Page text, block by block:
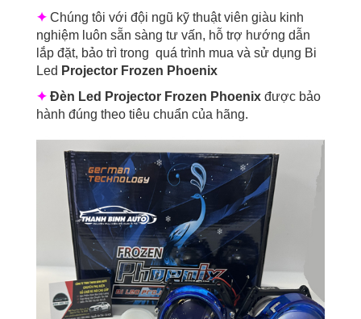
✦ Chúng tôi với đội ngũ kỹ thuật viên giàu kinh
nghiệm luôn sẵn sàng tư vấn, hỗ trợ hướng dẫn
lắp đặt, bảo trì trong quá trình mua và sử dụng Bi
Led Projector Frozen Phoenix
✦ Đèn Led Projector Frozen Phoenix được bảo
hành đúng theo tiêu chuẩn của hãng.